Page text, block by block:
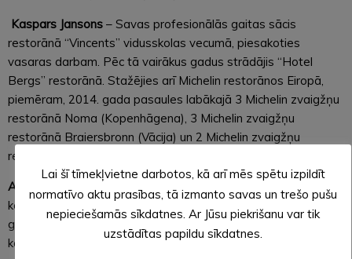
Kaspars Jansons – Savas profesionālās gaitas sācis
restorānā “Vincents” vidusskolas vecumā, piesakoties
vasaras darbam. Pēc tā vairākus gadus strādājis “Hotel
Bergs” restorānā. Stažējies arī Michelin restorānos Eiropā,
piemēram, 2014. gada pasaules labākajā 3 Michelin zvaigžņu
restorānā Noma (Kopenhāgena), 3 Michelin zvaigžņu
restorānā Braiersbronn (Vācija) un 2 Michelin zvaigžņu
restorānā La Table de Gourmet (Francija).
Aigars Sīlis
– Baltijas valstu konkurencē ieguvis pirmo vietu
konkursā “Baltijas kulinārais mantojums”, “Latvijas 2012.
gada labākais pavārzellis”, piedalījies vairākos starptautiskos
konkursos, tostarp Francijā, Parīzē iekļuvis starp septiņiem
Lai šī tīmekļvietne darbotos, kā arī mēs spētu izpildīt
normatīvo aktu prasības, tā izmanto savas un trešo pušu
nepieciešamās sīkdatnes. Ar Jūsu piekrišanu var tik
uzstādītas papildu sīkdatnes.